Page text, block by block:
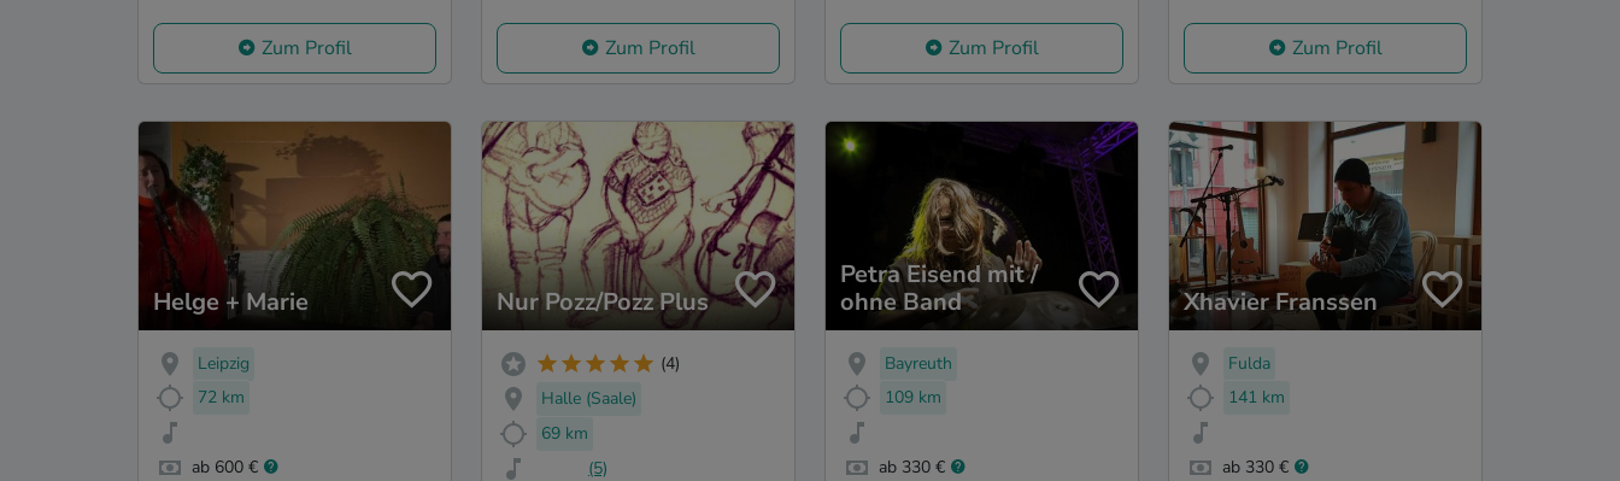
Zum Profil Zum Profil Zum Profil Zum Profil
Helge + Marie
Leipzig
72 km
ab 600 €
Nur Pozz/Pozz Plus
(4)
Halle (Saale)
69 km
(5)
Petra Eisend mit /
ohne Band
Bayreuth
109 km
ab 330 €
Xhavier Franssen
Fulda
141 km
ab 330 €